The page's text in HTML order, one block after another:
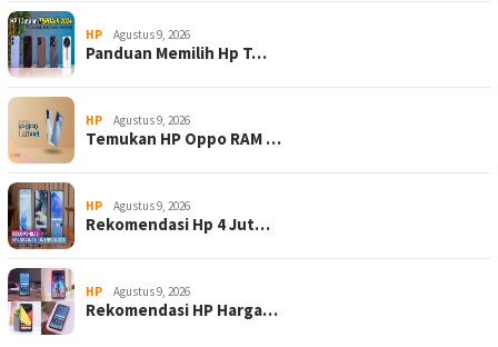
HP Agustus 9, 2026
Panduan Memilih Hp T…
HP Agustus 9, 2026
Temukan HP Oppo RAM …
HP Agustus 9, 2026
Rekomendasi Hp 4 Jut…
HP Agustus 9, 2026
Rekomendasi HP Harga…